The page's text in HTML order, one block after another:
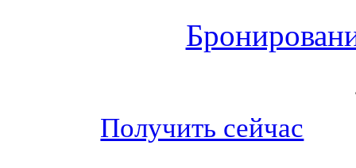
Получить сейчас